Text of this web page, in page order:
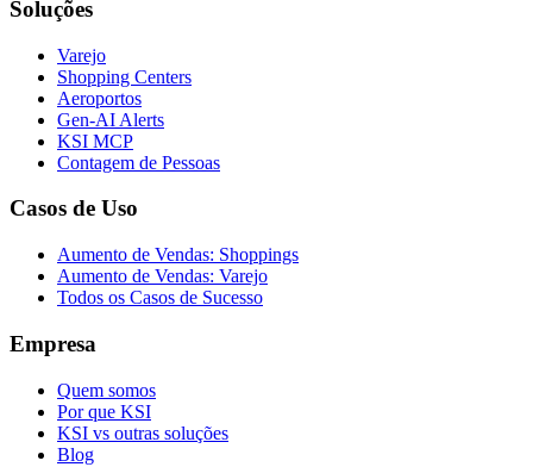
Soluções
Varejo
Shopping Centers
Aeroportos
Gen-AI Alerts
KSI MCP
Contagem de Pessoas
Casos de Uso
Aumento de Vendas: Shoppings
Aumento de Vendas: Varejo
Todos os Casos de Sucesso
Empresa
Quem somos
Por que KSI
KSI vs outras soluções
Blog